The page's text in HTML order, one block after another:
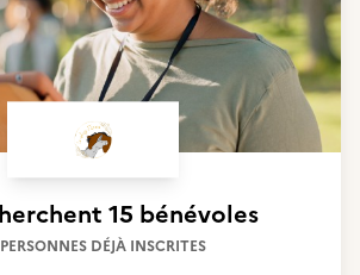
15 bénévoles
DÉJÀ INSCRITES